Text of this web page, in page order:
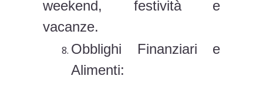
weekend, festività e
vacanze.
Obblighi Finanziari e
Alimenti: